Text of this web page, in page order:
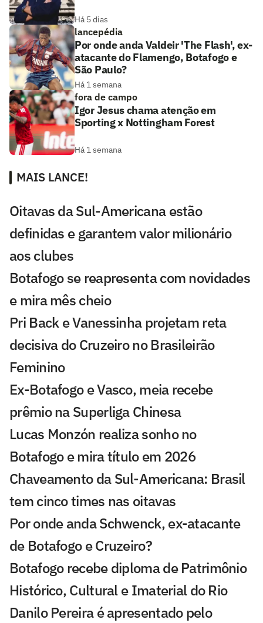
Há 5 dias
lancepédia
Por onde anda Valdeir 'The Flash', ex-
atacante do Flamengo, Botafogo e
São Paulo?
Há 1 semana
fora de campo
Igor Jesus chama atenção em
Sporting x Nottingham Forest
Há 1 semana
MAIS LANCE!
Oitavas da Sul-Americana estão
definidas e garantem valor milionário
aos clubes
Botafogo se reapresenta com novidades
e mira mês cheio
Pri Back e Vanessinha projetam reta
decisiva do Cruzeiro no Brasileirão
Feminino
Ex-Botafogo e Vasco, meia recebe
prêmio na Superliga Chinesa
Lucas Monzón realiza sonho no
Botafogo e mira título em 2026
Chaveamento da Sul-Americana: Brasil
tem cinco times nas oitavas
Por onde anda Schwenck, ex-atacante
de Botafogo e Cruzeiro?
Botafogo recebe diploma de Patrimônio
Histórico, Cultural e Imaterial do Rio
Danilo Pereira é apresentado pelo